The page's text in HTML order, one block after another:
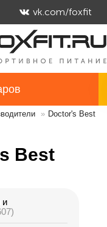
vk.com/foxfit
» Doctor's Best
Best
и